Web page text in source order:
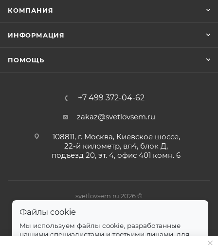
КОМПАНИЯ
ИНФОРМАЦИЯ
ПОМОЩЬ
+7 499 372-04-62
zakaz@svetlovsem.ru
108811, г. Москва, Киевское шоссе,
22-й километр, вл4, блок Д,
подъезд 20, эт. 4, офис 401 комн. 6
svetlovsem.ru 2026 ©
Файлы cookie
Мы используем файлы cookie, разработанные
нашими специалистами и третьими лицами, для